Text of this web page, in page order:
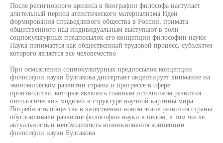
После религиозного кризиса в биографии философа наступает
длительный период атеистического материализма Идеи
формирования справедливого общества в России, примата
общественного над индивидуальным выступают в роли
социокультурных предпосылок его концепции философии науки
Наука понимается как общественный трудовой процесс, субъектом
которого является все человечество
При осмыслении социокультурных предпосылок концепции
философии науки Булгакова диссертант акцентирует внимание на
экономическом развитии страны и прогрессе в сфере
производства, которые являлись главным источником развития
онтологических моделей в структуре научной картины мира
Потребность общества в качественно новом этапе развития страны
обусловливали развитие философии науки в целом, в том числе,
актуальность и необходимость возникновения концепции
философии науки Булгакова